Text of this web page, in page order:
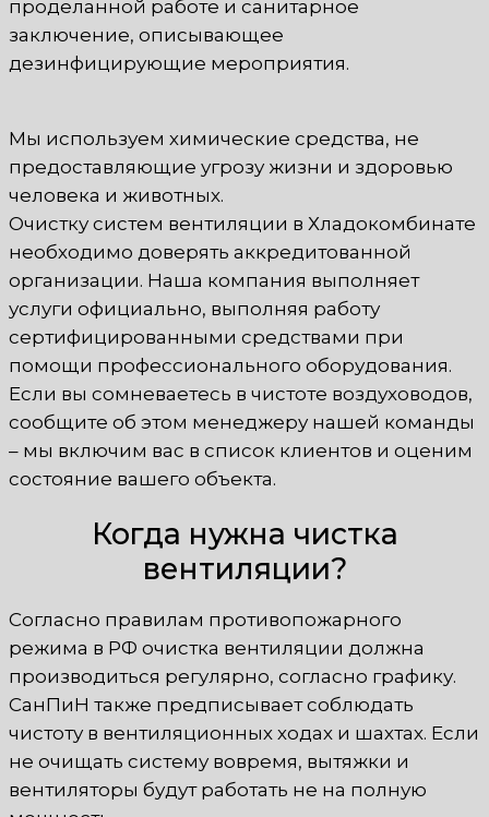
проделанной работе и санитарное
заключение, описывающее
дезинфицирующие мероприятия.
Мы используем химические средства, не
предоставляющие угрозу жизни и здоровью
человека и животных.
Очистку систем вентиляции в Хладокомбинате
необходимо доверять аккредитованной
организации. Наша компания выполняет
услуги официально, выполняя работу
сертифицированными средствами при
помощи профессионального оборудования.
Если вы сомневаетесь в чистоте воздуховодов,
сообщите об этом менеджеру нашей команды
– мы включим вас в список клиентов и оценим
состояние вашего объекта.
Когда нужна чистка
вентиляции?
Согласно правилам противопожарного
режима в РФ очистка вентиляции должна
производиться регулярно, согласно графику.
СанПиН также предписывает соблюдать
чистоту в вентиляционных ходах и шахтах. Если
не очищать систему вовремя, вытяжки и
вентиляторы будут работать не на полную